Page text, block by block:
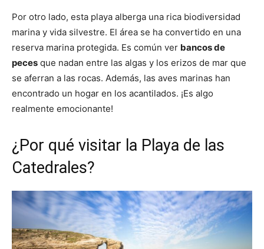
Por otro lado, esta playa alberga una rica biodiversidad
marina y vida silvestre. El área se ha convertido en una
reserva marina protegida. Es común ver bancos de
peces que nadan entre las algas y los erizos de mar que
se aferran a las rocas. Además, las aves marinas han
encontrado un hogar en los acantilados. ¡Es algo
realmente emocionante!
¿Por qué visitar la Playa de las
Catedrales?